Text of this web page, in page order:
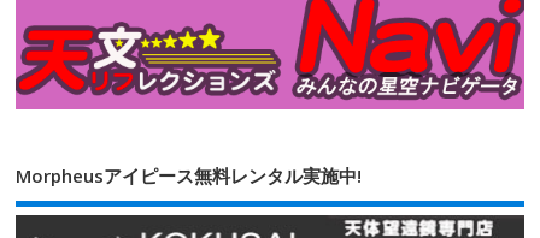
Morpheusアイピース無料レンタル実施中!